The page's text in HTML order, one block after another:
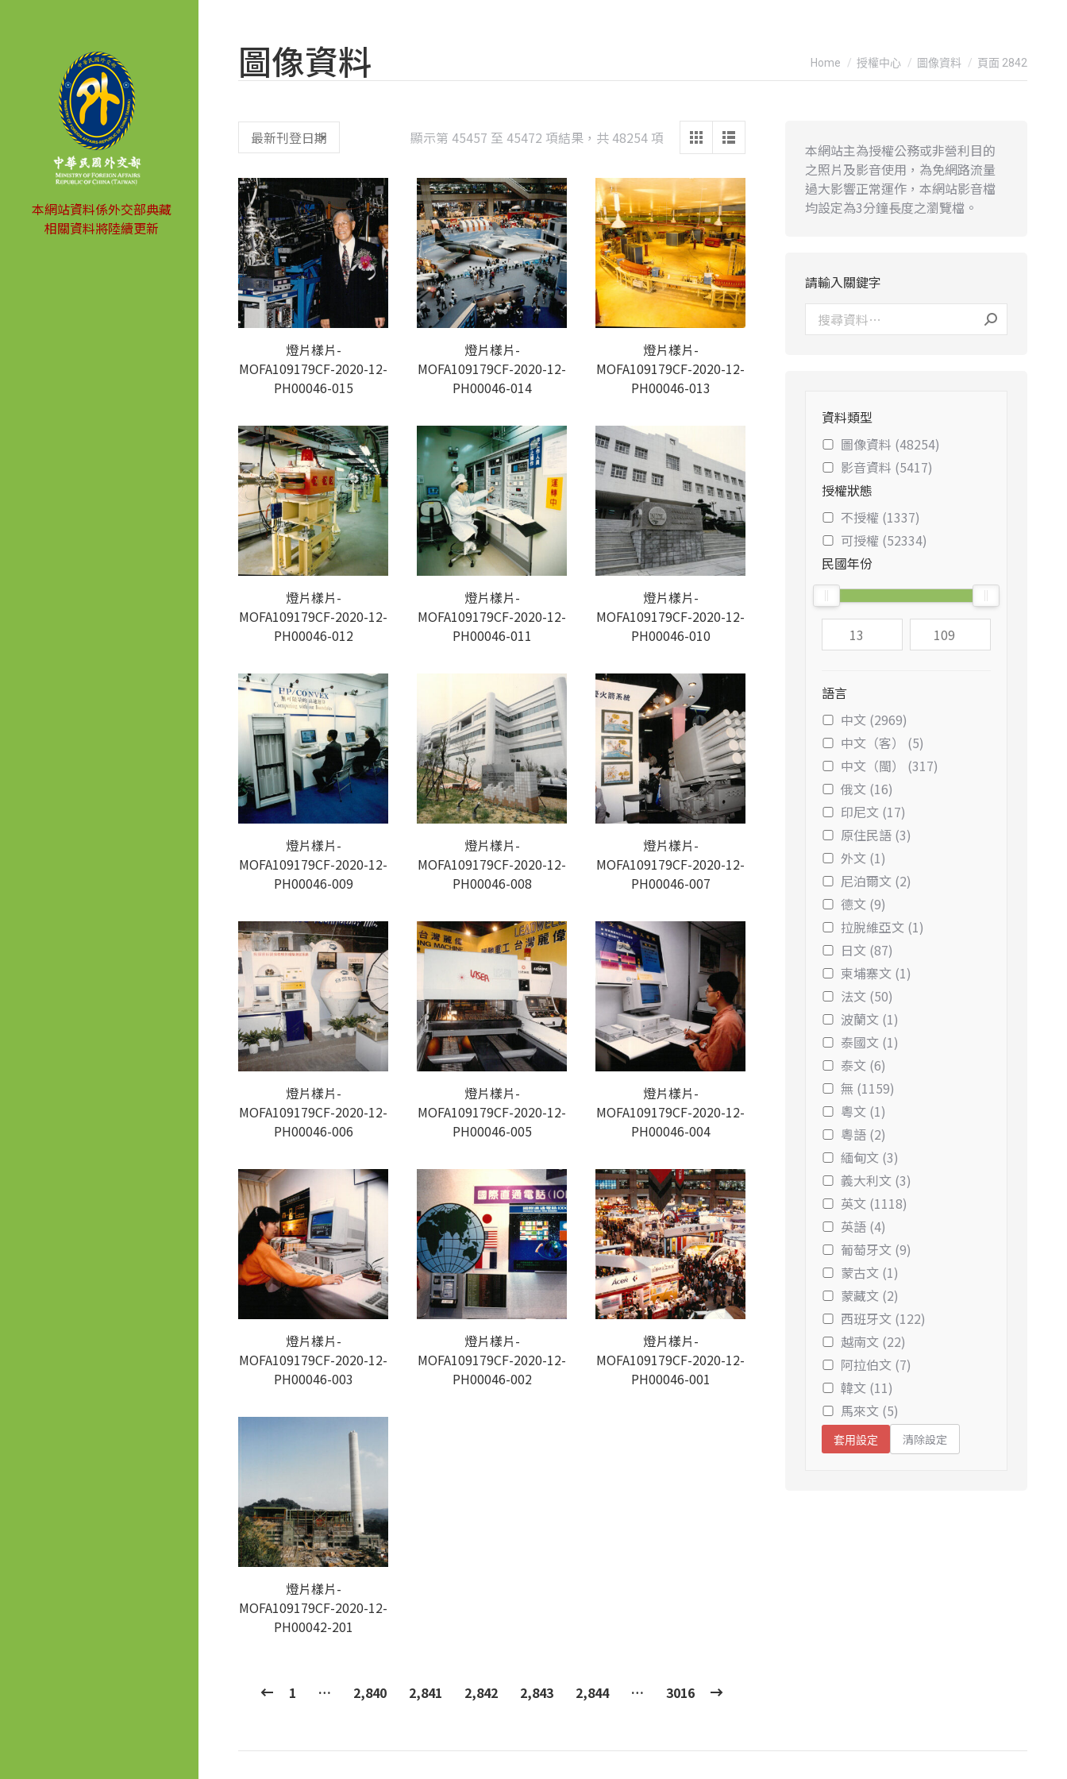
本網站資料係外交部典藏
相關資料將陸續更新
圖像資料 You are here:
Home 授權中心 圖像資料 頁面 2842
顯示第 45457 至 45472 項結果，共 48254 項 Sorted
latest
燈片樣片-
MOFA109179CF-2020-12-
PH00046-015
燈片樣片-
MOFA109179CF-2020-12-
PH00046-014
燈片樣片-
MOFA109179CF-2020-12-
PH00046-013
燈片樣片-
MOFA109179CF-2020-12-
PH00046-012
燈片樣片-
MOFA109179CF-2020-12-
PH00046-011
燈片樣片-
MOFA109179CF-2020-12-
PH00046-010
燈片樣片-
MOFA109179CF-2020-12-
PH00046-009
燈片樣片-
MOFA109179CF-2020-12-
PH00046-008
燈片樣片-
MOFA109179CF-2020-12-
PH00046-007
燈片樣片-
MOFA109179CF-2020-12-
PH00046-006
燈片樣片-
MOFA109179CF-2020-12-
PH00046-005
燈片樣片-
MOFA109179CF-2020-12-
PH00046-004
燈片樣片-
MOFA109179CF-2020-12-
PH00046-003
燈片樣片-
MOFA109179CF-2020-12-
PH00046-002
燈片樣片-
MOFA109179CF-2020-12-
PH00046-001
燈片樣片-
MOFA109179CF-2020-12-
PH00042-201
1 … 2,840 2,841 2,842 2,843 2,844 … 3016
本網站主為授權公務或非營利目的
之照片及影音使用，為免網路流量
過大影響正常運作，本網站影音檔
均設定為3分鐘長度之瀏覽檔。
請輸入關鍵字
資料類型
圖像資料 (48254)
影音資料 (5417)
授權狀態
不授權 (1337)
可授權 (52334)
民國年份
語言
中文 (2969)
中文（客） (5)
中文（閩） (317)
俄文 (16)
印尼文 (17)
原住民語 (3)
外文 (1)
尼泊爾文 (2)
德文 (9)
拉脫維亞文 (1)
日文 (87)
柬埔寨文 (1)
法文 (50)
波蘭文 (1)
泰國文 (1)
泰文 (6)
無 (1159)
粵文 (1)
粵語 (2)
緬甸文 (3)
義大利文 (3)
英文 (1118)
英語 (4)
葡萄牙文 (9)
蒙古文 (1)
蒙藏文 (2)
西班牙文 (122)
越南文 (22)
阿拉伯文 (7)
韓文 (11)
馬來文 (5)
套用設定 清除設定